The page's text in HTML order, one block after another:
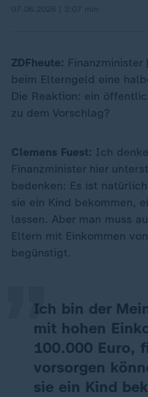
ZDFheute: Finanzminister
beim Elterngeld eine
Die Reaktion: ein
zu dem Vorschlag?
Clemens Fuest: Ich
Finanzminister hier
bedenken: Es ist
sie ein Kind bekommen,
lassen. Aber man muss
Eltern mit Einkommen
begünstigt.
Ich bin der
mit hohen
100.000 Euro,
vorsorgen
sie ein Kind
„